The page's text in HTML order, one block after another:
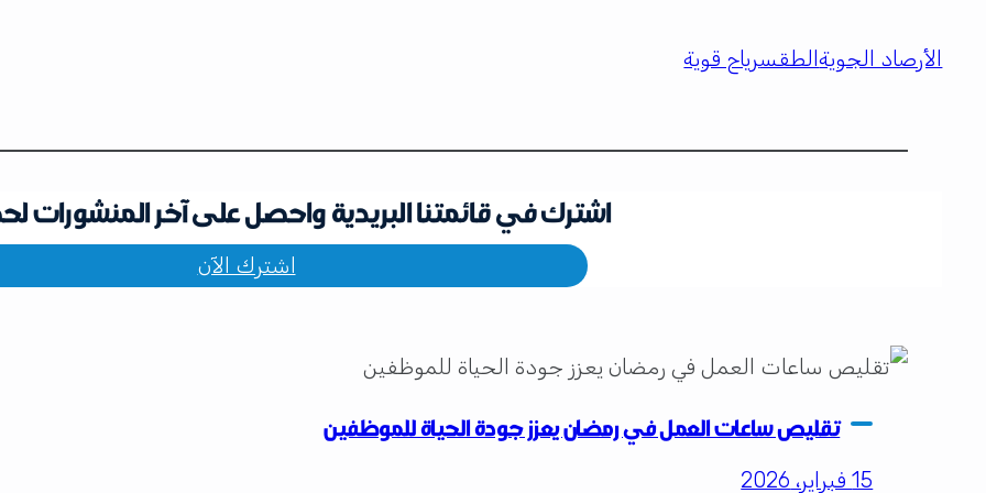
الأرصاد الجويةالطقسرياح قوية
اشترك في قائمتنا البريدية واحصل على آخر المنشورات
اشترك الآن
تقليص ساعات العمل في رمضان يعزز جودة الحياة للموظفين
15 فبراير، 2026